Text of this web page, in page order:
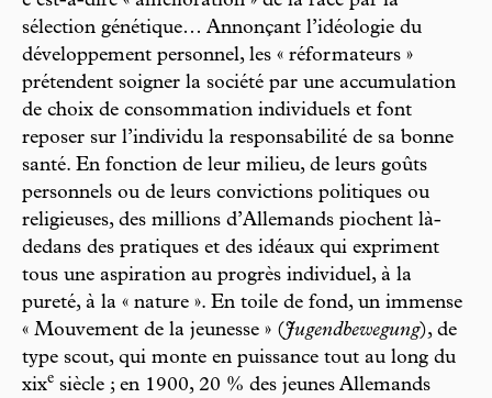
sélection génétique… Annonçant l’idéologie du
développement personnel, les « réformateurs »
prétendent soigner la société par une accumulation
de choix de consommation individuels et font
reposer sur l’individu la responsabilité de sa bonne
santé. En fonction de leur milieu, de leurs goûts
personnels ou de leurs convictions politiques ou
religieuses, des millions d’Allemands piochent là-
dedans des pratiques et des idéaux qui expriment
tous une aspiration au progrès individuel, à la
pureté, à la « nature ». En toile de fond, un immense
« Mouvement de la jeunesse » (Jugendbewegung), de
type scout, qui monte en puissance tout au long du
xixe siècle ; en 1900, 20 % des jeunes Allemands